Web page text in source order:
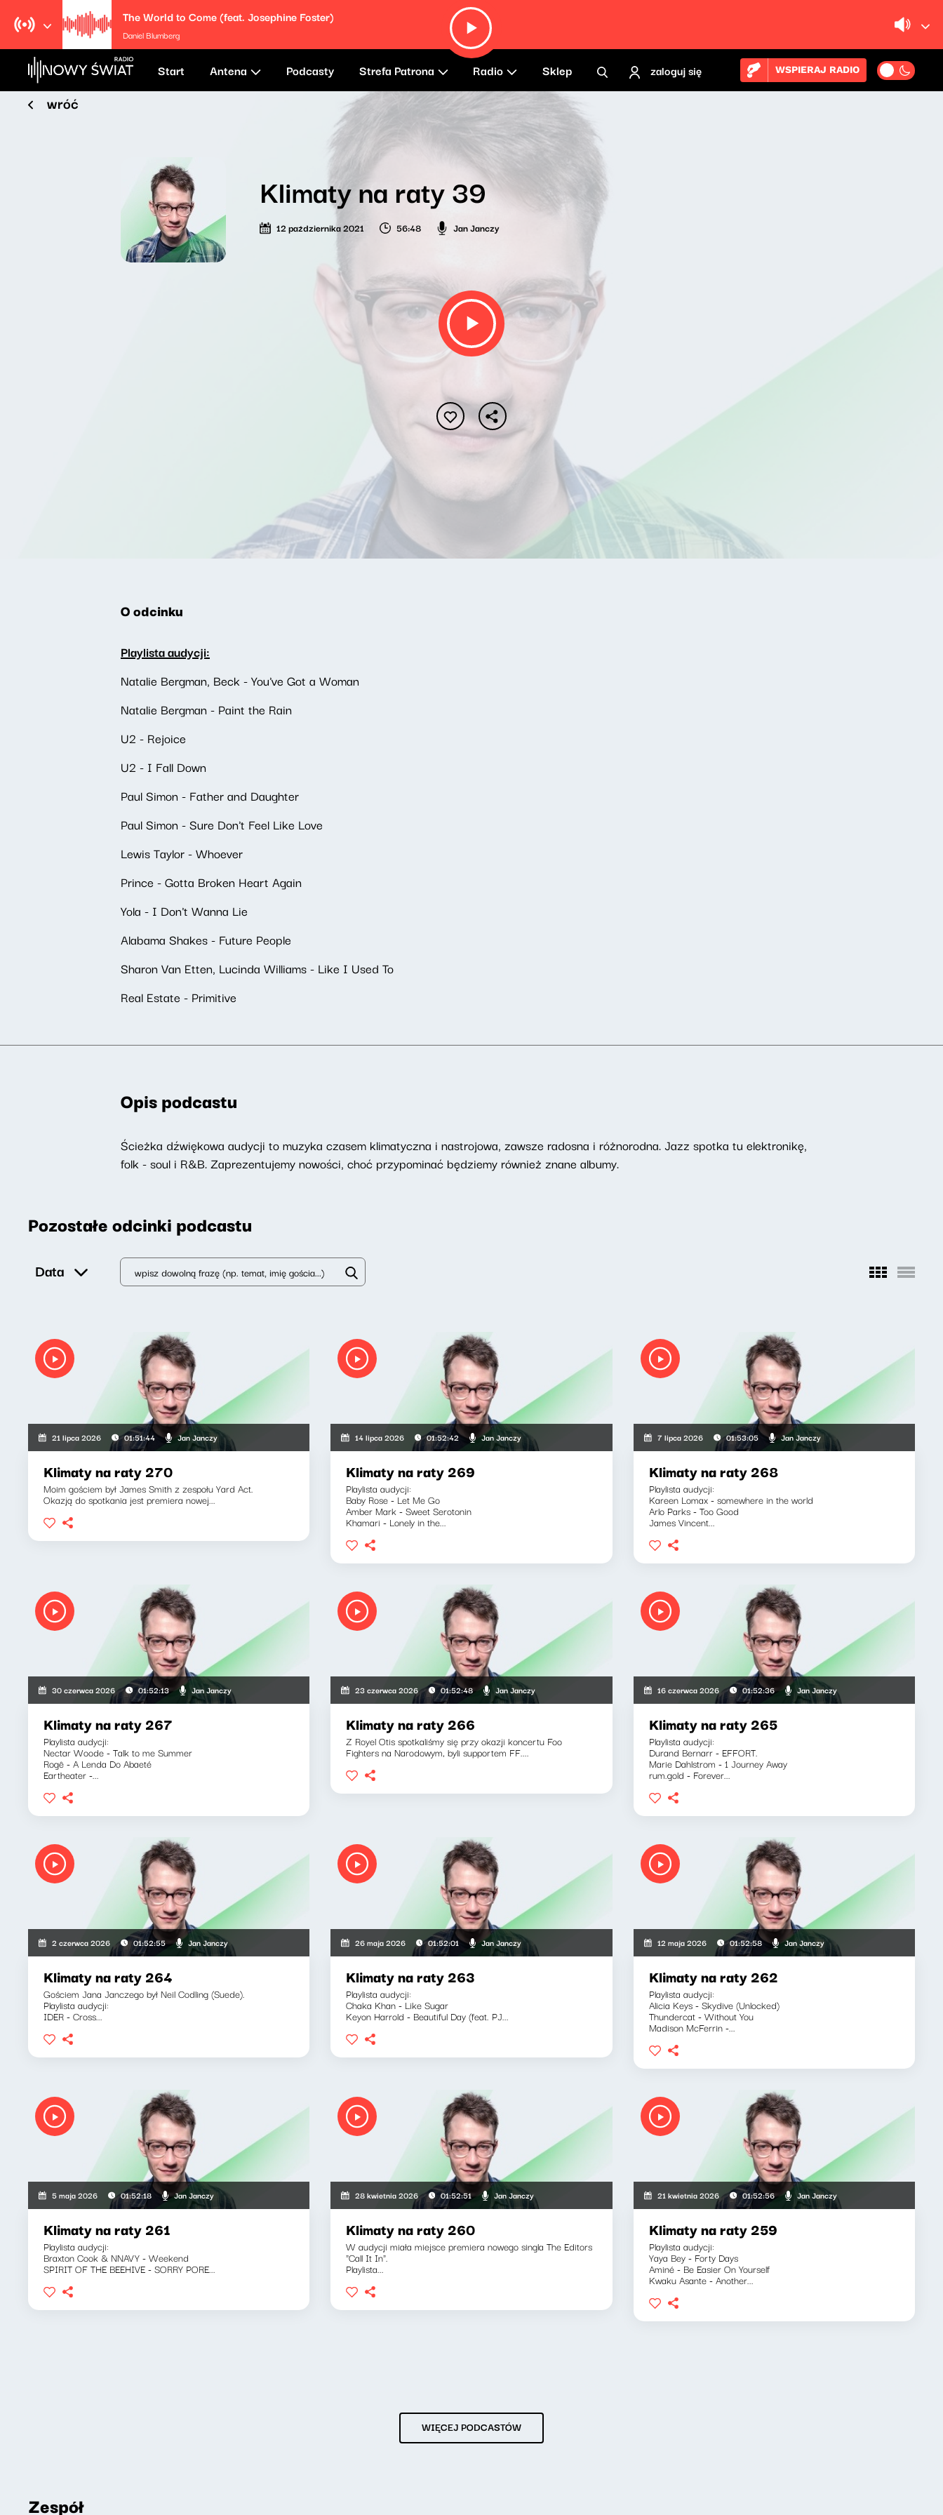
The World to Come (feat. Josephine Foster)
Daniel Blumberg
Start Antena Podcasty Strefa Patrona Radio Sklep zaloguj się WSPIERAJ RADIO
wróć
Klimaty na raty 39
12 października 2021 56:48 Jan Janczy
O odcinku
Playlista audycji:
Natalie Bergman, Beck - You've Got a Woman
Natalie Bergman - Paint the Rain
U2 - Rejoice
U2 - I Fall Down
Paul Simon - Father and Daughter
Paul Simon - Sure Don't Feel Like Love
Lewis Taylor - Whoever
Prince - Gotta Broken Heart Again
Yola - I Don't Wanna Lie
Alabama Shakes - Future People
Sharon Van Etten, Lucinda Williams - Like I Used To
Real Estate - Primitive
Opis podcastu
Ścieżka dźwiękowa audycji to muzyka czasem klimatyczna i nastrojowa, zawsze radosna i różnorodna. Jazz spotka tu elektronikę,
folk - soul i R&B. Zaprezentujemy nowości, choć przypominać będziemy również znane albumy.
Pozostałe odcinki podcastu
Data
21 lipca 2026 01:51:44 Jan Janczy
Klimaty na raty 270
Moim gościem był James Smith z zespołu Yard Act.
Okazją do spotkania jest premiera nowej...
14 lipca 2026 01:52:42 Jan Janczy
Klimaty na raty 269
Playlista audycji:
Baby Rose - Let Me Go
Amber Mark - Sweet Serotonin
Khamari - Lonely in the...
7 lipca 2026 01:53:05 Jan Janczy
Klimaty na raty 268
Playlista audycji:
Kareen Lomax - somewhere in the world
Arlo Parks - Too Good
James Vincent...
30 czerwca 2026 01:52:13 Jan Janczy
Klimaty na raty 267
Playlista audycji:
Nectar Woode - Talk to me Summer
Rogê - A Lenda Do Abaeté
Eartheater -...
23 czerwca 2026 01:52:48 Jan Janczy
Klimaty na raty 266
Z Royel Otis spotkaliśmy się przy okazji koncertu Foo
Fighters na Narodowym, byli supportem FF....
16 czerwca 2026 01:52:36 Jan Janczy
Klimaty na raty 265
Playlista audycji:
Durand Bernarr - EFFORT.
Marie Dahlstrom - 1 Journey Away
rum.gold - Forever...
2 czerwca 2026 01:52:55 Jan Janczy
Klimaty na raty 264
Gościem Jana Janczego był Neil Codling (Suede).
Playlista audycji:
IDER - Cross...
26 maja 2026 01:52:01 Jan Janczy
Klimaty na raty 263
Playlista audycji:
Chaka Khan - Like Sugar
Keyon Harrold - Beautiful Day (feat. PJ...
12 maja 2026 01:52:58 Jan Janczy
Klimaty na raty 262
Playlista audycji:
Alicia Keys - Skydive (Unlocked)
Thundercat - Without You
Madison McFerrin -...
5 maja 2026 01:52:18 Jan Janczy
Klimaty na raty 261
Playlista audycji:
Braxton Cook & NNAVY - Weekend
SPIRIT OF THE BEEHIVE - SORRY PORE...
28 kwietnia 2026 01:52:51 Jan Janczy
Klimaty na raty 260
W audycji miała miejsce premiera nowego singla The Editors
"Call It In".
Playlista...
21 kwietnia 2026 01:52:56 Jan Janczy
Klimaty na raty 259
Playlista audycji:
Yaya Bey - Forty Days
Aminé - Be Easier On Yourself
Kwaku Asante - Another...
WIĘCEJ PODCASTÓW
Zespół